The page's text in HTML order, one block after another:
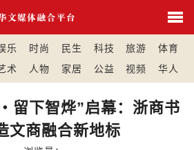
乐 时尚 民生 科技 旅游
体育
术 人物 家居 公益 视频 华人
留下智烨”启幕：浙商书
文商融合新地标